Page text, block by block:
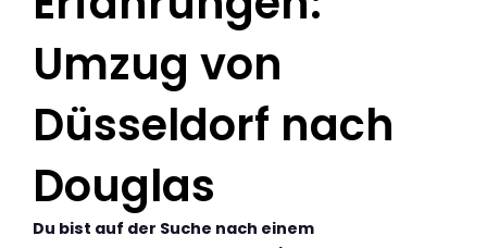
Umzug von
Düsseldorf nach
Douglas
Du bist auf der Suche nach einem